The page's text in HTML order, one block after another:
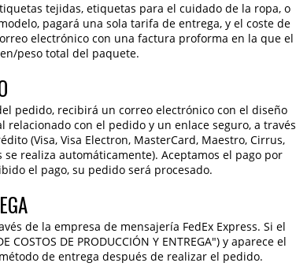
tejidas, etiquetas para el cuidado de la ropa, o
pagará una sola tarifa de entrega, y el coste de
electrónico con una factura proforma en la que el
peso total del paquete.
pedido, recibirá un correo electrónico con el diseño
con el pedido y un enlace seguro, a través
(Visa, Visa Electron, MasterCard, Maestro, Cirrus,
realiza automáticamente). Aceptamos el pago por
el pago, su pedido será procesado.
de la empresa de mensajería FedEx Express. Si el
DE PRODUCCIÓN Y ENTREGA") y aparece el
de entrega después de realizar el pedido.